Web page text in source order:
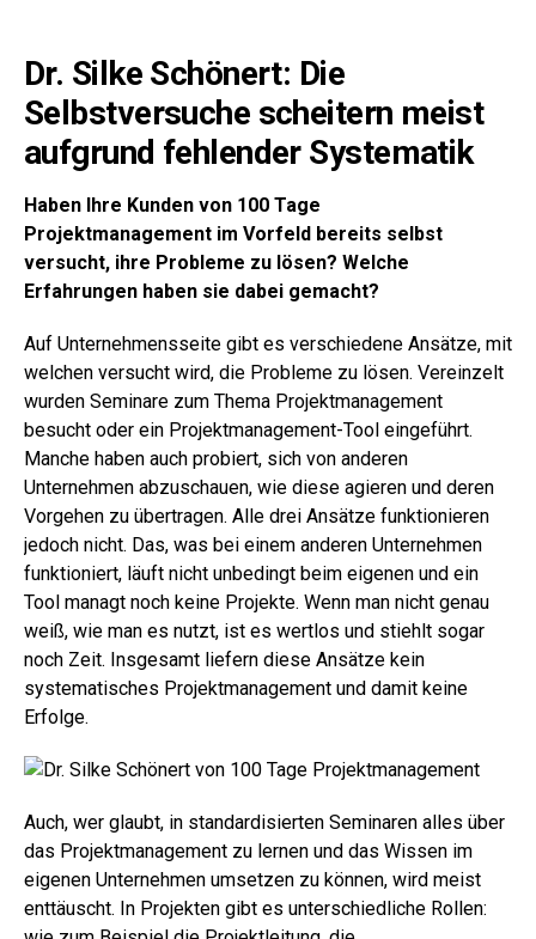
Dr. Silke Schönert: Die
Selbstversuche scheitern meist
aufgrund fehlender Systematik
Haben Ihre Kunden von 100 Tage
Projektmanagement im Vorfeld bereits selbst
versucht, ihre Probleme zu lösen? Welche
Erfahrungen haben sie dabei gemacht?
Auf Unternehmensseite gibt es verschiedene Ansätze, mit
welchen versucht wird, die Probleme zu lösen. Vereinzelt
wurden Seminare zum Thema Projektmanagement
besucht oder ein Projektmanagement-Tool eingeführt.
Manche haben auch probiert, sich von anderen
Unternehmen abzuschauen, wie diese agieren und deren
Vorgehen zu übertragen. Alle drei Ansätze funktionieren
jedoch nicht. Das, was bei einem anderen Unternehmen
funktioniert, läuft nicht unbedingt beim eigenen und ein
Tool managt noch keine Projekte. Wenn man nicht genau
weiß, wie man es nutzt, ist es wertlos und stiehlt sogar
noch Zeit. Insgesamt liefern diese Ansätze kein
systematisches Projektmanagement und damit keine
Erfolge.
Auch, wer glaubt, in standardisierten Seminaren alles über
das Projektmanagement zu lernen und das Wissen im
eigenen Unternehmen umsetzen zu können, wird meist
enttäuscht. In Projekten gibt es unterschiedliche Rollen: